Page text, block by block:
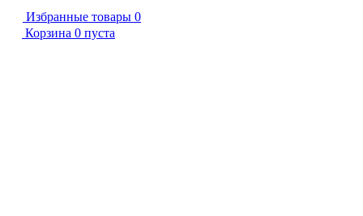
Избранные товары 0
Корзина 0 пуста